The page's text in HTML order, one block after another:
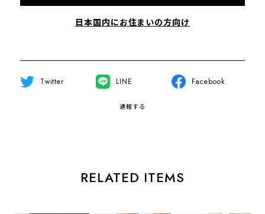
日本国内にお住まいの方向け
Twitter LINE Facebook
通報する
RELATED ITEMS